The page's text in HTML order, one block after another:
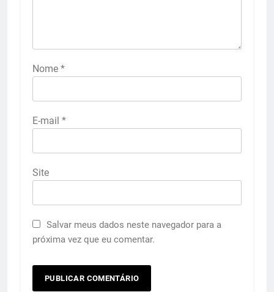
Nome *
E-mail *
Site
Salvar meus dados neste navegador para a
próxima vez que eu comentar.